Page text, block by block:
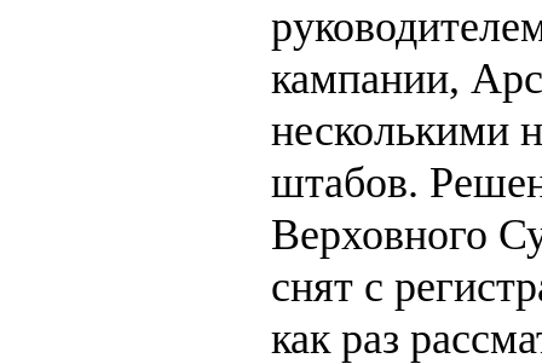
кампании,
несколькими
штабов.
Верховного
снят с
как раз